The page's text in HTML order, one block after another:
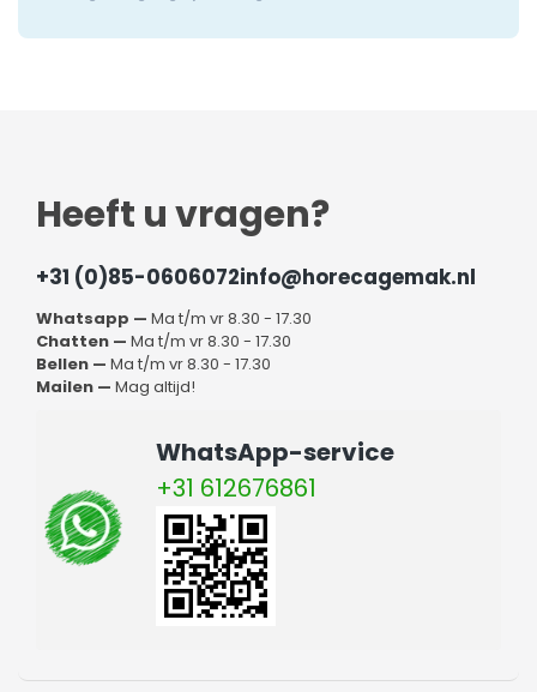
Heeft u vragen?
+31 (0)85-0606072info@horecagemak.nl
Whatsapp — Ma t/m vr 8.30 - 17.30
Chatten — Ma t/m vr 8.30 - 17.30
Bellen — Ma t/m vr 8.30 - 17.30
Mailen — Mag altijd!
WhatsApp-service
+31 612676861